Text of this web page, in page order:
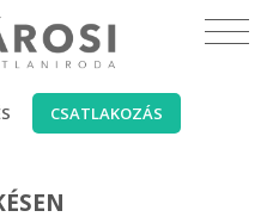
CSATLAKOZÁS